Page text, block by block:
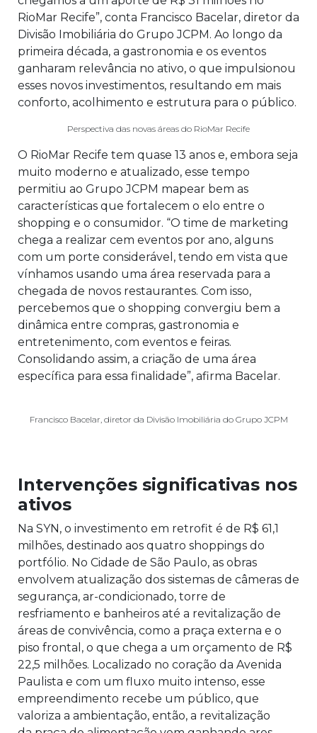
RioMar Recife”, conta Francisco Bacelar, diretor da
Divisão Imobiliária do Grupo JCPM. Ao longo da
primeira década, a gastronomia e os eventos
ganharam relevância no ativo, o que impulsionou
esses novos investimentos, resultando em mais
conforto, acolhimento e estrutura para o público.
Perspectiva das novas áreas do RioMar Recife
O RioMar Recife tem quase 13 anos e, embora seja
muito moderno e atualizado, esse tempo
permitiu ao Grupo JCPM mapear bem as
características que fortalecem o elo entre o
shopping e o consumidor. “O time de marketing
chega a realizar cem eventos por ano, alguns
com um porte considerável, tendo em vista que
vínhamos usando uma área reservada para a
chegada de novos restaurantes. Com isso,
percebemos que o shopping convergiu bem a
dinâmica entre compras, gastronomia e
entretenimento, com eventos e feiras.
Consolidando assim, a criação de uma área
específica para essa finalidade”, afirma Bacelar.
Francisco Bacelar, diretor da Divisão Imobiliária do Grupo JCPM
Intervenções significativas nos
ativos
Na SYN, o investimento em retrofit é de R$ 61,1
milhões, destinado aos quatro shoppings do
portfólio. No Cidade de São Paulo, as obras
envolvem atualização dos sistemas de câmeras de
segurança, ar-condicionado, torre de
resfriamento e banheiros até a revitalização de
áreas de convivência, como a praça externa e o
piso frontal, o que chega a um orçamento de R$
22,5 milhões. Localizado no coração da Avenida
Paulista e com um fluxo muito intenso, esse
empreendimento recebe um público, que
valoriza a ambientação, então, a revitalização